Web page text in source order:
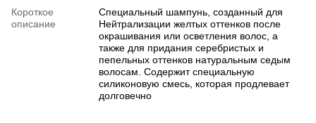
Короткое
описание
Специальный шампунь, созданный для
Нейтрализации желтых оттенков после
окрашивания или осветления волос, а
также для придания серебристых и
пепельных оттенков натуральным седым
волосам. Содержит специальную
силиконовую смесь, которая продлевает
долговечно